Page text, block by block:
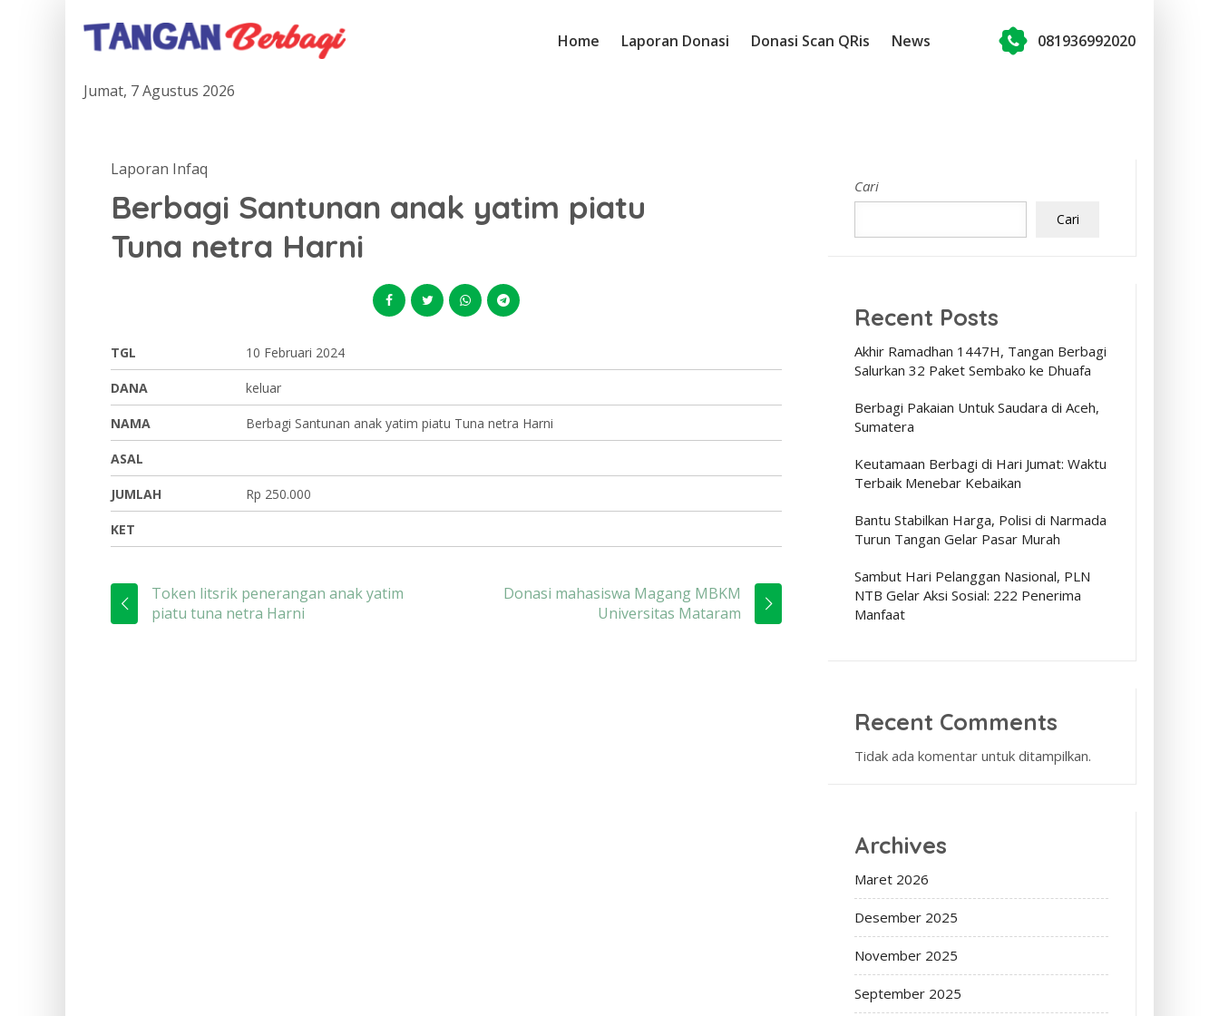
Home Laporan Donasi Donasi Scan QRis News 081936992020
Jumat, 7 Agustus 2026
Laporan Infaq
Berbagi Santunan anak yatim piatu
Tuna netra Harni
TGL 10 Februari 2024
DANA keluar
NAMA Berbagi Santunan anak yatim piatu Tuna netra Harni
ASAL
JUMLAH Rp 250.000
KET
Token litsrik penerangan anak yatim
piatu tuna netra Harni
Donasi mahasiswa Magang MBKM
Universitas Mataram
Cari
Cari
Recent Posts
Akhir Ramadhan 1447H, Tangan Berbagi
Salurkan 32 Paket Sembako ke Dhuafa
Berbagi Pakaian Untuk Saudara di Aceh,
Sumatera
Keutamaan Berbagi di Hari Jumat: Waktu
Terbaik Menebar Kebaikan
Bantu Stabilkan Harga, Polisi di Narmada
Turun Tangan Gelar Pasar Murah
Sambut Hari Pelanggan Nasional, PLN
NTB Gelar Aksi Sosial: 222 Penerima
Manfaat
Recent Comments
Tidak ada komentar untuk ditampilkan.
Archives
Maret 2026
Desember 2025
November 2025
September 2025